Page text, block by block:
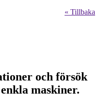
« Tillbaka
och försök
maskiner.